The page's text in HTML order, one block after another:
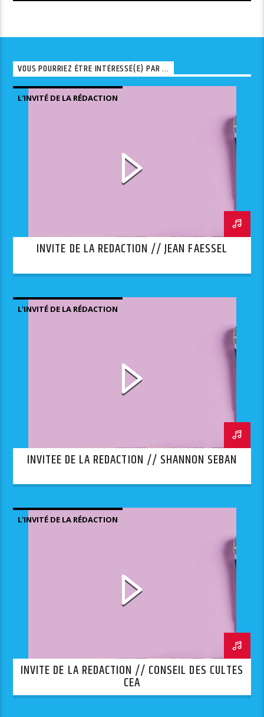
VOUS POURRIEZ ÊTRE INTÉRESSÉ(E) PAR ...
L'INVITÉ DE LA RÉDACTION
INVITE DE LA REDACTION // JEAN FAESSEL
L'INVITÉ DE LA RÉDACTION
INVITEE DE LA REDACTION // SHANNON SEBAN
L'INVITÉ DE LA RÉDACTION
INVITE DE LA REDACTION // CONSEIL DES CULTES
CEA